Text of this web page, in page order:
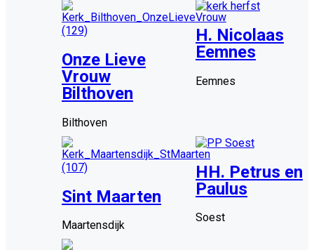
Onze Lieve
Vrouw
Bilthoven
Bilthoven
H. Nicolaas
Eemnes
Eemnes
Sint Maarten
Maartensdijk
HH. Petrus en
Paulus
Soest